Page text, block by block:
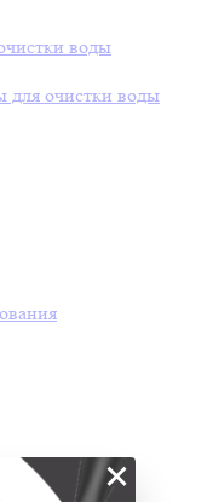
воды
для очистки воды
×